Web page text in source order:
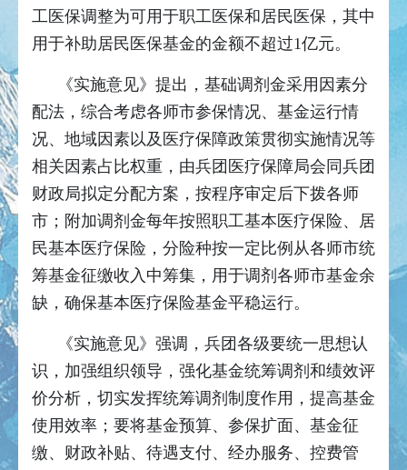
工医保调整为可用于职工医保和居民医保，其中
用于补助居民医保基金的金额不超过1亿元。
《实施意见》提出，基础调剂金采用因素分
配法，综合考虑各师市参保情况、基金运行情
况、地域因素以及医疗保障政策贯彻实施情况等
相关因素占比权重，由兵团医疗保障局会同兵团
财政局拟定分配方案，按程序审定后下拨各师
市；附加调剂金每年按照职工基本医疗保险、居
民基本医疗保险，分险种按一定比例从各师市统
筹基金征缴收入中筹集，用于调剂各师市基金余
缺，确保基本医疗保险基金平稳运行。
《实施意见》强调，兵团各级要统一思想认
识，加强组织领导，强化基金统筹调剂和绩效评
价分析，切实发挥统筹调剂制度作用，提高基金
使用效率；要将基金预算、参保扩面、基金征
缴、财政补贴、待遇支付、经办服务、控费管